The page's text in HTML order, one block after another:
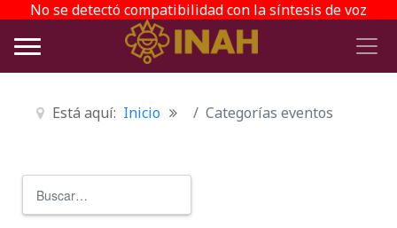
No se detectó compatibilidad con la síntesis de voz
Está aquí: Inicio Categorías eventos